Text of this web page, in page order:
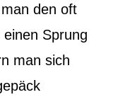
den oft
Sprung
man sich